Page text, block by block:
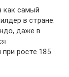
как самый
в стране.
даже в
росте 185